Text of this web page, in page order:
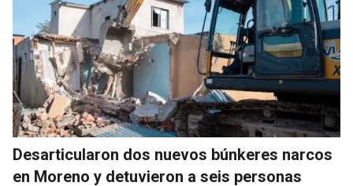
Desarticularon dos nuevos búnkeres narcos
en Moreno y detuvieron a seis personas